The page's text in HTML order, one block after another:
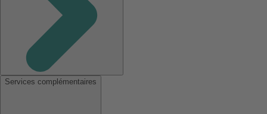
Services complémentaires